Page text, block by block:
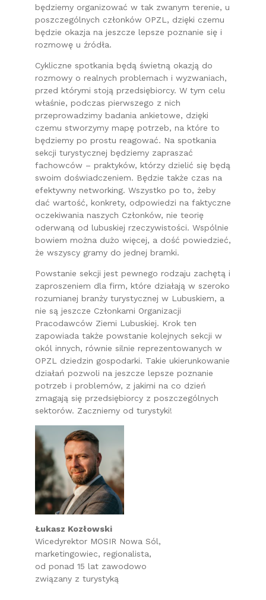
będziemy organizować w tak zwanym terenie, u
poszczególnych członków OPZL, dzięki czemu
będzie okazja na jeszcze lepsze poznanie się i
rozmowę u źródła.
Cykliczne spotkania będą świetną okazją do
rozmowy o realnych problemach i wyzwaniach,
przed którymi stoją przedsiębiorcy. W tym celu
właśnie, podczas pierwszego z nich
przeprowadzimy badania ankietowe, dzięki
czemu stworzymy mapę potrzeb, na które to
będziemy po prostu reagować. Na spotkania
sekcji turystycznej będziemy zapraszać
fachowców – praktyków, którzy dzielić się będą
swoim doświadczeniem. Będzie także czas na
efektywny networking. Wszystko po to, żeby
dać wartość, konkrety, odpowiedzi na faktyczne
oczekiwania naszych Członków, nie teorię
oderwaną od lubuskiej rzeczywistości. Wspólnie
bowiem można dużo więcej, a dość powiedzieć,
że wszyscy gramy do jednej bramki.
Powstanie sekcji jest pewnego rodzaju zachętą i
zaproszeniem dla firm, które działają w szeroko
rozumianej branży turystycznej w Lubuskiem, a
nie są jeszcze Członkami Organizacji
Pracodawców Ziemi Lubuskiej. Krok ten
zapowiada także powstanie kolejnych sekcji w
okól innych, równie silnie reprezentowanych w
OPZL dziedzin gospodarki. Takie ukierunkowanie
działań pozwoli na jeszcze lepsze poznanie
potrzeb i problemów, z jakimi na co dzień
zmagają się przedsiębiorcy z poszczególnych
sektorów. Zaczniemy od turystyki!
Łukasz Kozłowski
Wicedyrektor MOSIR Nowa Sól,
marketingowiec, regionalista,
od ponad 15 lat zawodowo
związany z turystyką